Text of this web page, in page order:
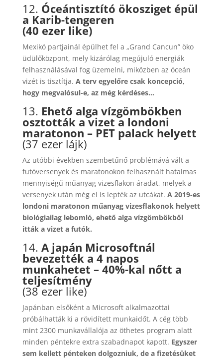
12. Óceántisztító ökosziget épül
a Karib-tengeren
(40 ezer like)
Mexikó partjainál épülhet fel a „Grand Cancun” öko
üdülőközpont, mely kizárólag megújuló energiák
felhasználásával fog üzemelni, miközben az óceán
vizét is tisztítja. A terv egyelőre csak koncepció,
hogy megvalósul-e, az még kérdéses…
13. Ehető alga vízgömbökben
osztották a vizet a londoni
maratonon – PET palack helyett
(37 ezer lájk)
Az utóbbi években szembetűnő problémává vált a
futóversenyek és maratonokon felhasznált hatalmas
mennyiségű műanyag vizesflakon áradat, melyek a
versenyek után még el is lepték az utcákat. A 2019-es
londoni maratonon műanyag vizesflakonok helyett
biológiailag lebomló, ehető alga vízgömbökből
itták a vizet a futók.
14. A japán Microsoftnál
bevezették a 4 napos
munkahetet – 40%-kal nőtt a
teljesítmény
(38 ezer like)
Japánban elsőként a Microsoft alkalmazottai
próbálhatták ki a rövidített munkaidőt. A cég több
mint 2300 munkavállalója az öthetes program alatt
minden péntekre extra szabadnapot kapott. Egyszer
sem kellett pénteken dolgozniuk, de a fizetésüket